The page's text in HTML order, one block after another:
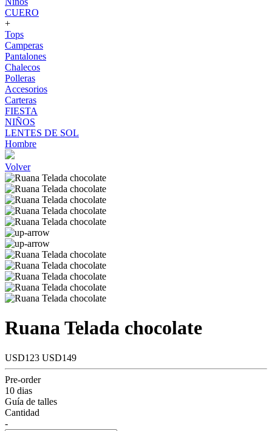
CUERO
+
Tops
Camperas
Pantalones
Chalecos
Polleras
Accesorios
Carteras
FIESTA
NIÑOS
LENTES DE SOL
Hombre
Volver
Ruana Telada chocolate
USD123 USD149
Pre-order
10 dias
Guía de talles
Cantidad
-